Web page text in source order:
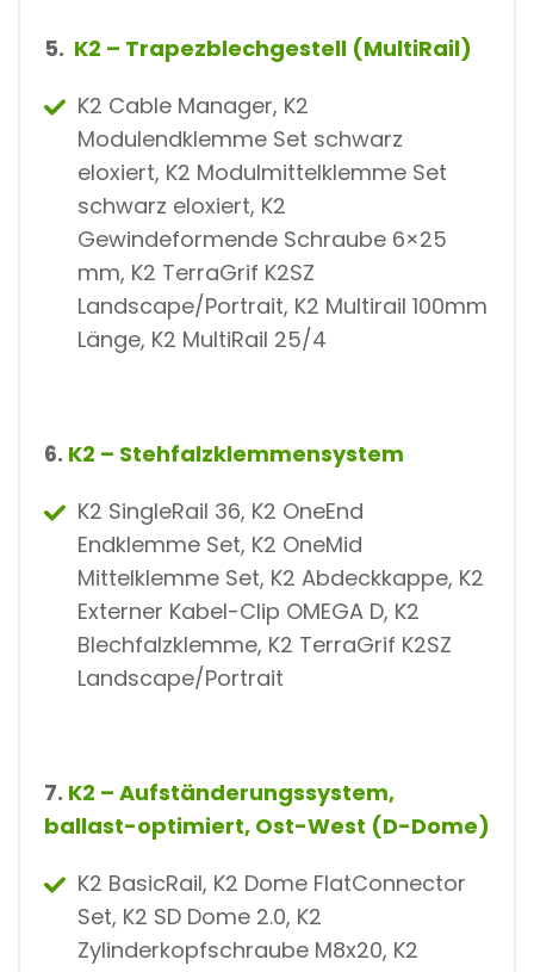
5. K2 – Trapezblechgestell (MultiRail)
K2 Cable Manager, K2
Modulendklemme Set schwarz
eloxiert, K2 Modulmittelklemme Set
schwarz eloxiert, K2
Gewindeformende Schraube 6×25
mm, K2 TerraGrif K2SZ
Landscape/Portrait, K2 Multirail 100mm
Länge, K2 MultiRail 25/4
6. K2 – Stehfalzklemmensystem
K2 SingleRail 36, K2 OneEnd
Endklemme Set, K2 OneMid
Mittelklemme Set, K2 Abdeckkappe, K2
Externer Kabel-Clip OMEGA D, K2
Blechfalzklemme, K2 TerraGrif K2SZ
Landscape/Portrait
7. K2 – Aufständerungssystem,
ballast-optimiert, Ost-West (D-Dome)
K2 BasicRail, K2 Dome FlatConnector
Set, K2 SD Dome 2.0, K2
Zylinderkopfschraube M8x20, K2